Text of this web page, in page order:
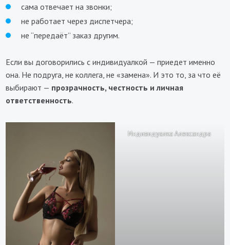
сама отвечает на звонки;
не работает через диспетчера;
не “передаёт” заказ другим.
Если вы договорились с индивидуалкой — приедет именно
она. Не подруга, не коллега, не «замена». И это то, за что её
выбирают — прозрачность, честность и личная
ответственность.
Индивидуалка Александра